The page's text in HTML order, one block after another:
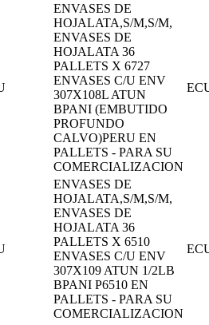
ENVASES DE
HOJALATA,S/M,S/M,
ENVASES DE
HOJALATA 36
PALLETS X 6727
ENVASES C/U ENV
307X108L ATUN
BPANI (EMBUTIDO
PROFUNDO
CALVO)PERU EN
PALLETS - PARA SU
COMERCIALIZACION
ENVASES DE
HOJALATA,S/M,S/M,
ENVASES DE
HOJALATA 36
PALLETS X 6510
ENVASES C/U ENV
307X109 ATUN 1/2LB
BPANI P6510 EN
PALLETS - PARA SU
COMERCIALIZACION